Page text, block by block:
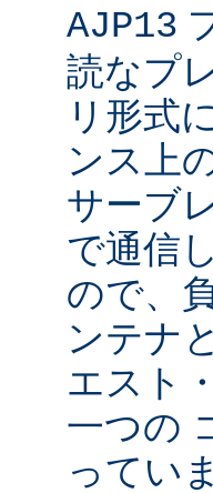
AJP13
読なプ
リ形式
ンス上
サーブ
で通信
ので、
ンテナ
エスト
一つの
ってい